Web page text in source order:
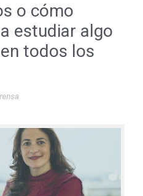
o cómo
estudiar algo
todos los